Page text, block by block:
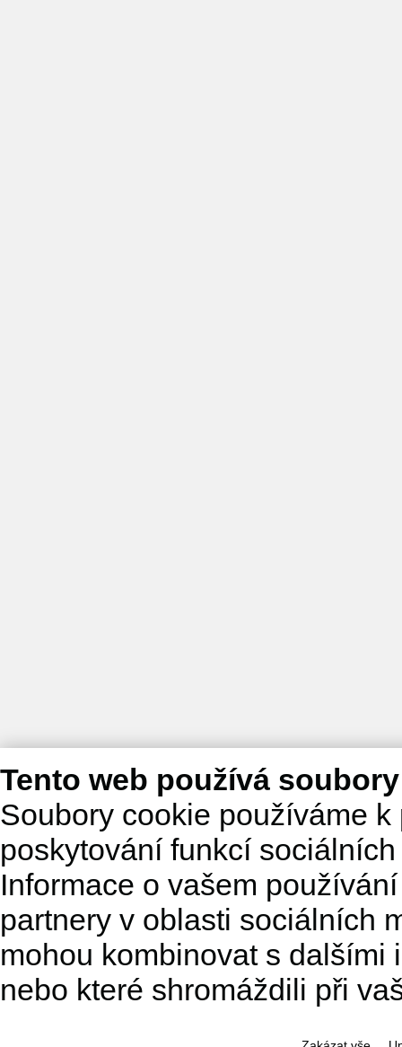
Tento web používá
Soubory cookie používáme
poskytování funkcí
Informace o vašem
partnery v oblasti sociálních
mohou kombinovat s dalšími
nebo které shromáždili při